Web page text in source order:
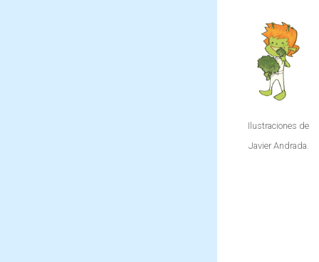
de plantas
en un
santiamén.
Ilustraciones de
Javier Andrada.